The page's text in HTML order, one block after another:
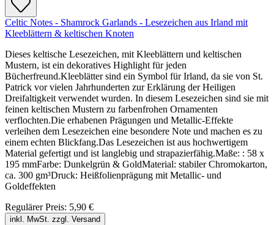
Celtic Notes - Shamrock Garlands - Lesezeichen aus Irland mit
Kleeblättern & keltischen Knoten
Dieses keltische Lesezeichen, mit Kleeblättern und keltischen
Mustern, ist ein dekoratives Highlight für jeden
Bücherfreund.Kleeblätter sind ein Symbol für Irland, da sie von St.
Patrick vor vielen Jahrhunderten zur Erklärung der Heiligen
Dreifaltigkeit verwendet wurden. In diesem Lesezeichen sind sie mit
feinen keltischen Mustern zu farbenfrohen Ornamenten
verflochten.Die erhabenen Prägungen und Metallic-Effekte
verleihen dem Lesezeichen eine besondere Note und machen es zu
einem echten Blickfang.Das Lesezeichen ist aus hochwertigem
Material gefertigt und ist langlebig und strapazierfähig.Maße: : 58 x
195 mmFarbe: Dunkelgrün & GoldMaterial: stabiler Chromokarton,
ca. 300 gm³Druck: Heißfolienprägung mit Metallic- und
Goldeffekten
Regulärer Preis: 5,90 €
inkl. MwSt. zzgl. Versand